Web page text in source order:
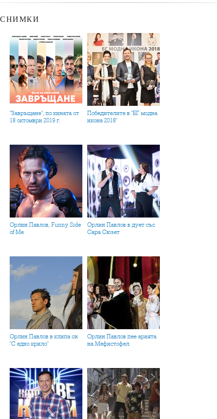
СНИМКИ
"Завръщане", по кината от
18 октомври 2019 г.
Победителите в "БГ модна
икона 2018"
Орлин Павлов, Funny Side
of Me
Орлин Павлов в дует със
Сара Сюзет
Орлин Павлов в клипа си
"С едно крило"
Орлин Павлов пее арията
на Мефистофел